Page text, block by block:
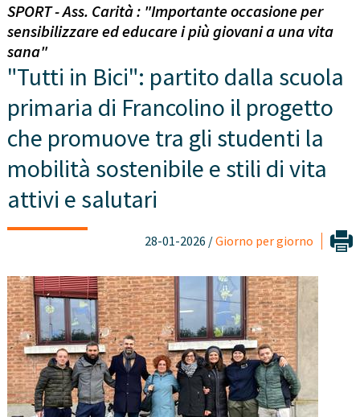
SPORT - Ass. Carità : "Importante occasione per
sensibilizzare ed educare i più giovani a una vita
sana"
"Tutti in Bici": partito dalla scuola
primaria di Francolino il progetto
che promuove tra gli studenti la
mobilità sostenibile e stili di vita
attivi e salutari
28-01-2026 /Giorno per giorno